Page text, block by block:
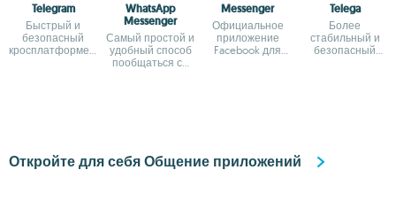
Telegram
Быстрый и
безопасный
кросплатформенный
WhatsApp
Messenger
Самый простой и
удобный способ
пообщаться со
Messenger
Официальное
приложение
Facebook для
Telega
Более
стабильный и
безопасный
Откройте для себя Общение приложений